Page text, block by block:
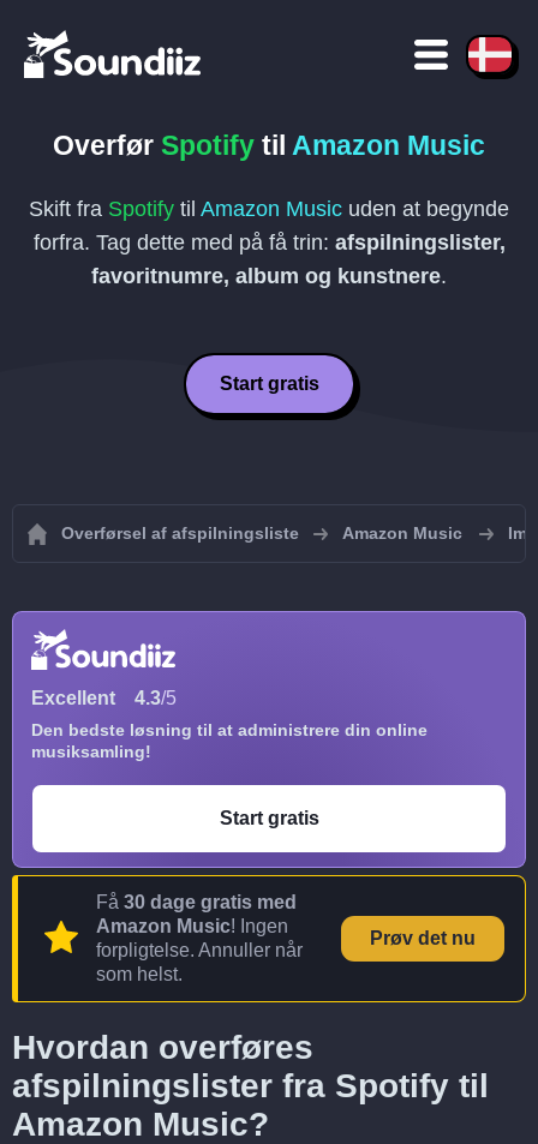
Overfør Spotify til Amazon Music
Skift fra Spotify til Amazon Music uden at begynde
forfra. Tag dette med på få trin: afspilningslister,
favoritnumre, album og kunstnere.
Start gratis
Overførsel af afspilningsliste Amazon Music
Excellent 4.3/5
Den bedste løsning til at administrere din online
musiksamling!
Start gratis
Få 30 dage gratis med
Amazon Music! Ingen
forpligtelse. Annuller når
som helst.
Prøv det nu
Hvordan overføres
afspilningslister fra Spotify til
Amazon Music?